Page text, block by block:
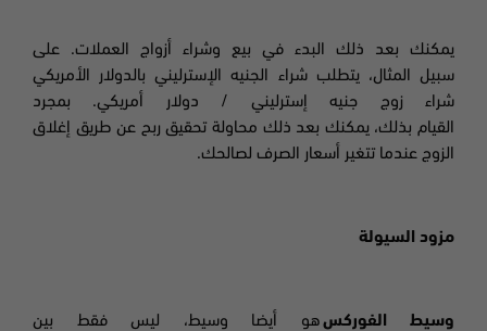
يمكنك بعد ذلك البدء في بيع وشراء أزواج العملات. على
سبيل المثال، يتطلب شراء الجنيه الإسترليني بالدولار الأمريكي
شراء زوج جنيه إسترليني / دولار أمريكي. بمجرد
القيام بذلك، يمكنك بعد ذلك محاولة تحقيق ربح عن طريق إغلاق
الزوج عندما تتغير أسعار الصرف لصالحك.
مزود السيولة
وسيط الفوركسهو أيضا وسيط، ليس فقط بين